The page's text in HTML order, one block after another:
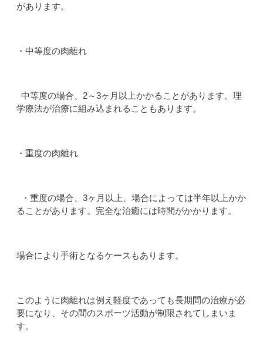
があります。
・中等度の肉離れ
中等度の場合、2～3ヶ月以上かかることがあります。理
学療法が治療に組み込まれることもあります。
・重度の肉離れ
・重度の場合、3ヶ月以上、場合によっては半年以上かか
ることがあります。完全な治癒には時間がかかります。
場合により手術となるケースもあります。
このように肉離れは例え軽度であっても長期間の治療が必
要になり、その間のスポーツ活動が制限されてしまいま
す。